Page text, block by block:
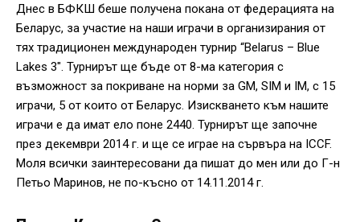
Днес в БФКШ беше получена покана от федерацията на
Беларус, за участие на наши играчи в организирания от
тях традиционен международен турнир “Belarus – Blue
Lakes 3″. Турнирът ще бъде от 8-ма категория с
възможност за покриване на норми за GM, SIM и IM, с 15
играчи, 5 от които от Беларус. Изискването към нашите
играчи е да имат ело поне 2440. Турнирът ще започне
през декември 2014 г. и ще се играе на сървъра на ICCF.
Моля всички заинтересовани да пишат до мен или до Г-н
Петьо Маринов, не по-късно от 14.11.2014 г.